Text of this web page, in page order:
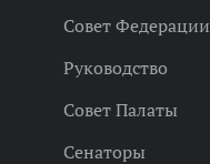
Совет Федерации
Руководство
Совет Палаты
Сенаторы